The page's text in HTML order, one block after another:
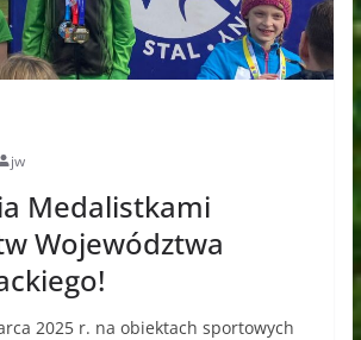
jw
Medalistkami
Województwa
2025 r. na obiektach sportowych